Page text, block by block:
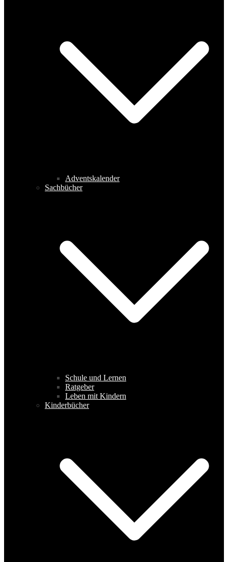
Adventskalender
Sachbücher
Schule und Lernen
Ratgeber
Leben mit Kindern
Kinderbücher